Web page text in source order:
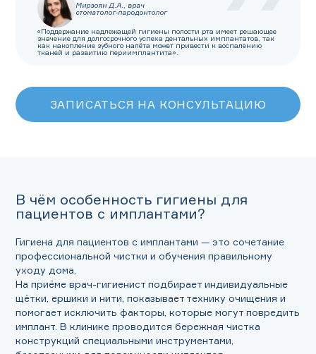
Мирзоян Д.А., врач
стоматолог-пародонтолог
«Поддержание надлежащей гигиены полости рта имеет решающее
значение для долгосрочного успеха дентальных имплантатов, так
как накопление зубного налёта может привести к воспалению
тканей и развитию периимплантита».
ЗАПИСАТЬСЯ НА КОНСУЛЬТАЦИЮ
В чём особенность гигиены для
пациентов с имплантами?
Гигиена для пациентов с имплантами — это сочетание
профессиональной чистки и обучения правильному
уходу дома.
На приёме врач-гигиенист подбирает индивидуальные
щётки, ершики и нити, показывает технику очищения и
помогает исключить факторы, которые могут повредить
имплант. В клинике проводится бережная чистка
конструкций специальными инструментами,